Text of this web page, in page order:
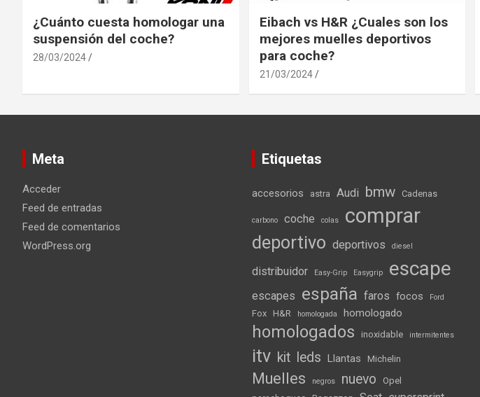
¿Cuánto cuesta homologar una
suspensión del coche?
28/03/2024
Eibach vs H&R ¿Cuales son los
mejores muelles deportivos
para coche?
21/03/2024
Meta
Acceder
Feed de entradas
Feed de comentarios
WordPress.org
Etiquetas
accesorios astra Audi bmw Cadenas
carbono coche colas comprar
deportivo deportivos diesel
distribuidor Easy-Grip Easygrip escape
escapes españa faros focos Ford
Fox H&R homologada homologado
homologados inoxidable intermitentes
itv kit leds Llantas Michelin
Muelles negros nuevo
Opel